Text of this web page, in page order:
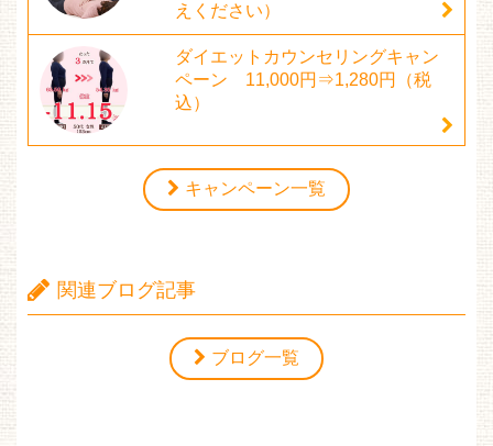
えください）
ダイエットカウンセリングキャン
ペーン 11,000円⇒1,280円（税
込）
キャンペーン一覧
関連ブログ記事
ブログ一覧